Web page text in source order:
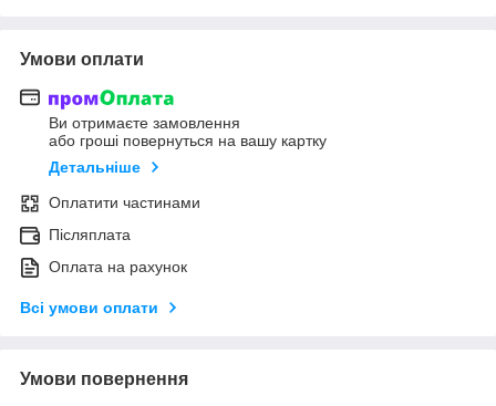
Умови оплати
Ви отримаєте замовлення
або гроші повернуться на вашу картку
Детальніше
Оплатити частинами
Післяплата
Оплата на рахунок
Всі умови оплати
Умови повернення